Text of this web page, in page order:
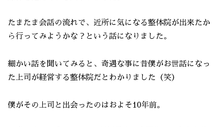
たまたま会話の流れで、近所に気になる整体院が出来たか
ら行ってみようかな？という話になりました。
細かい話を聞いてみると、奇遇な事に昔僕がお世話になっ
た上司が経営する整体院だとわかりました（笑）
僕がその上司と出会ったのはおよそ10年前。